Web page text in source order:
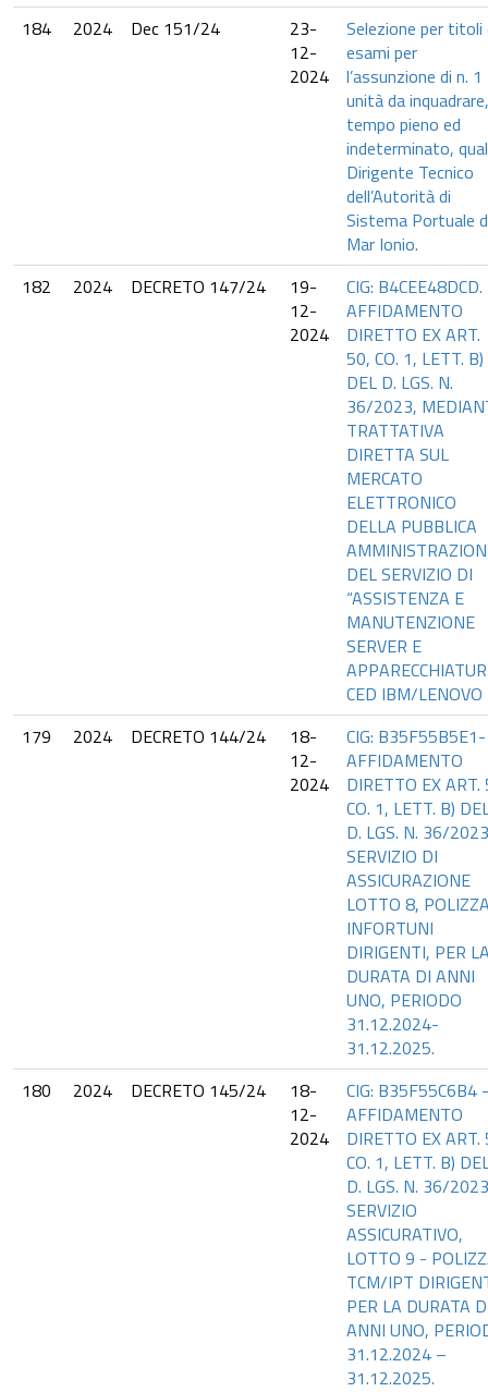
184
2024 Dec 151/24
23-
12-
2024
Selezione per titoli
esami per
l’assunzione di n. 1
unità da
tempo pieno ed
indeterminato,
Dirigente Tecnico
dell’Autorità di
Sistema Portuale
Mar Ionio.
182
2024 DECRETO 147/24
19-
12-
2024
CIG: B4CEE48DCD.
AFFIDAMENTO
DIRETTO EX ART.
50, CO. 1, LETT. B)
DEL D. LGS. N.
36/2023,
TRATTATIVA
DIRETTA SUL
MERCATO
ELETTRONICO
DELLA PUBBLICA
DEL SERVIZIO DI
“ASSISTENZA E
MANUTENZIONE
SERVER E
CED IBM/LENOVO
179
2024 DECRETO 144/24
18-
12-
2024
CIG: B35F55B5E1-
AFFIDAMENTO
DIRETTO EX ART.
CO. 1, LETT. B)
D. LGS. N. 36/
SERVIZIO DI
ASSICURAZIONE
LOTTO 8,
INFORTUNI
DIRIGENTI, PER
DURATA DI ANNI
UNO, PERIODO
31.12.2024-
31.12.2025.
180
2024 DECRETO 145/24
18-
12-
2024
CIG: B35F55C6B4 -
AFFIDAMENTO
DIRETTO EX ART.
CO. 1, LETT. B)
D. LGS. N. 36/
SERVIZIO
ASSICURATIVO,
LOTTO 9 -
TCM/IPT
PER LA DURATA
ANNI UNO,
31.12.2024 –
31.12.2025.